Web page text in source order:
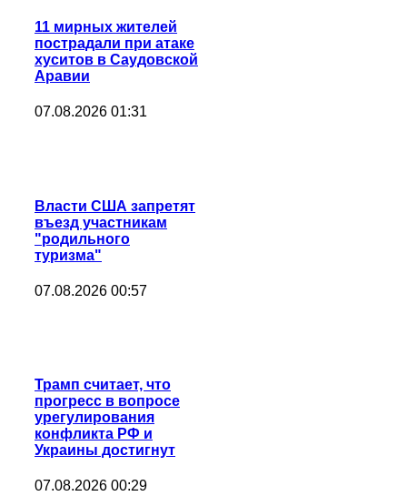
11 мирных жителей
пострадали при атаке
хуситов в Саудовской
Аравии
07.08.2026 01:31
Власти США запретят
въезд участникам
"родильного
туризма"
07.08.2026 00:57
Трамп считает, что
прогресс в вопросе
урегулирования
конфликта РФ и
Украины достигнут
07.08.2026 00:29